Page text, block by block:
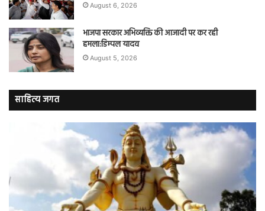
August 6, 2026
भाजपा सरकार अभिव्यक्ति की आजादी पर कर रही
हमला:डिम्पल यादव
August 5, 2026
साहित्य जगत